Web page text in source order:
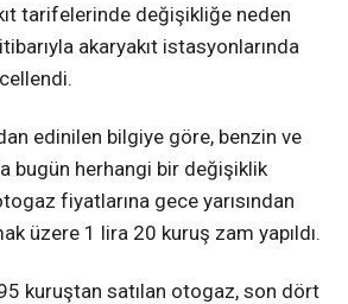
tarifelerinde değişikliğe neden
akaryakıt istasyonlarında
edinilen bilgiye göre, benzin ve
bugün herhangi bir değişiklik
fiyatlarına gece yarısından
üzere 1 lira 20 kuruş zam yapıldı.
kuruştan satılan otogaz, son dört